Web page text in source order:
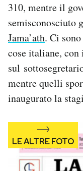
CALENDARIO
AREA
Area Personale
Newsletter
Esci
310, mentre il
semisconosciuto
Jama’ath. Ci
cose italiane,
sul
mentre quelli
inaugurato la